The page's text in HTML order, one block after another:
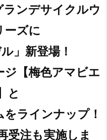
ンデサイクルウ
ーズに
」新登場！
【梅色アマビエ
と
ラインナップ！
受注も実施しま